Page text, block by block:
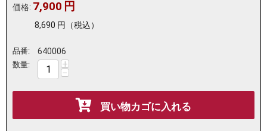
価格: 7,900 円
8,690 円 （税込）
品番: 640006
数量: +
−
買い物カゴに入れる